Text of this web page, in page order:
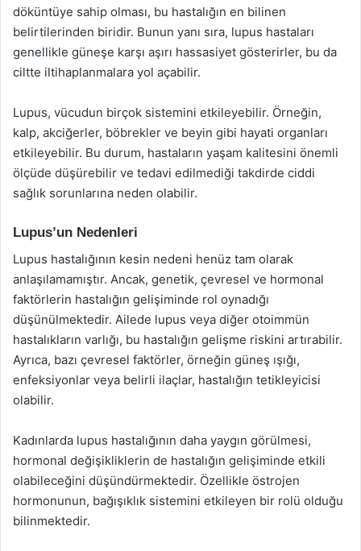
döküntüye sahip olması, bu hastalığın en bilinen
belirtilerinden biridir. Bunun yanı sıra, lupus hastaları
genellikle güneşe karşı aşırı hassasiyet gösterirler, bu da
ciltte iltihaplanmalara yol açabilir.
Lupus, vücudun birçok sistemini etkileyebilir. Örneğin,
kalp, akciğerler, böbrekler ve beyin gibi hayati organları
etkileyebilir. Bu durum, hastaların yaşam kalitesini önemli
ölçüde düşürebilir ve tedavi edilmediği takdirde ciddi
sağlık sorunlarına neden olabilir.
Lupus’un Nedenleri
Lupus hastalığının kesin nedeni henüz tam olarak
anlaşılamamıştır. Ancak, genetik, çevresel ve hormonal
faktörlerin hastalığın gelişiminde rol oynadığı
düşünülmektedir. Ailede lupus veya diğer otoimmün
hastalıkların varlığı, bu hastalığın gelişme riskini artırabilir.
Ayrıca, bazı çevresel faktörler, örneğin güneş ışığı,
enfeksiyonlar veya belirli ilaçlar, hastalığın tetikleyicisi
olabilir.
Kadınlarda lupus hastalığının daha yaygın görülmesi,
hormonal değişikliklerin de hastalığın gelişiminde etkili
olabileceğini düşündürmektedir. Özellikle östrojen
hormonunun, bağışıklık sistemini etkileyen bir rolü olduğu
bilinmektedir.